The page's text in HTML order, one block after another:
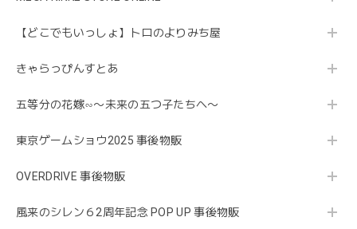
【どこでもいっしょ】トロのよりみち屋
きゃらっぴんすとあ
五等分の花嫁∽〜未来の五つ子たちへ〜
東京ゲームショウ2025 事後物販
OVERDRIVE 事後物販
風来のシレン６2周年記念 POP UP 事後物販